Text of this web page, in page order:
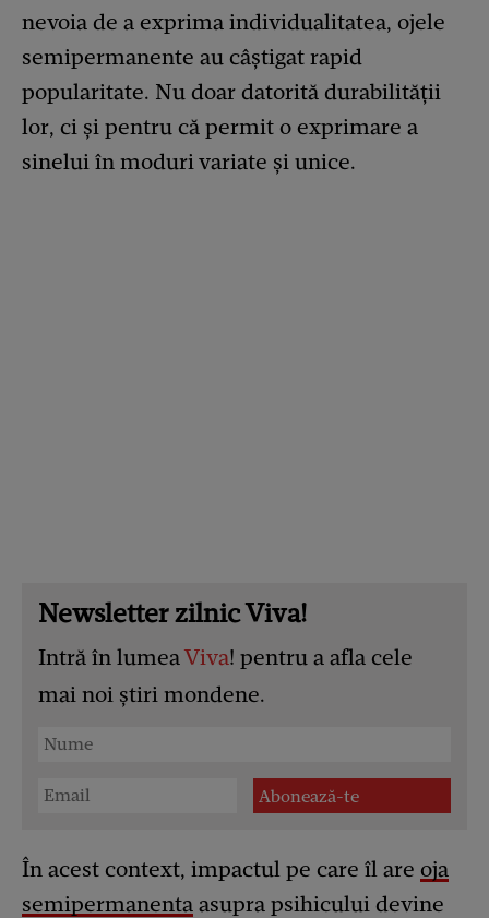
nevoia de a exprima individualitatea, ojele
semipermanente au câștigat rapid
popularitate. Nu doar datorită durabilității
lor, ci și pentru că permit o exprimare a
sinelui în moduri variate și unice.
Newsletter zilnic Viva!
Intră în lumeaViva! pentru a afla cele
mai noi știri mondene.
În acest context, impactul pe care îl are oja
semipermanenta asupra psihicului devine